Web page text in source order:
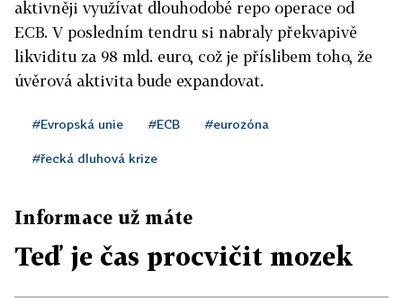
aktivněji využívat dlouhodobé repo operace od
ECB. V posledním tendru si nabraly překvapivě
likviditu za 98 mld. euro, což je příslibem toho, že
úvěrová aktivita bude expandovat.
#Evropská unie #ECB #eurozóna
#řecká dluhová krize
Informace už máte
Teď je čas procvičit mozek